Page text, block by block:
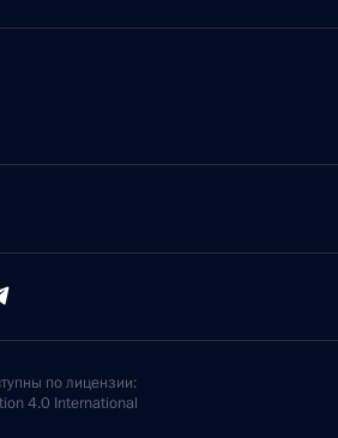
по лицензии:
4.0 International